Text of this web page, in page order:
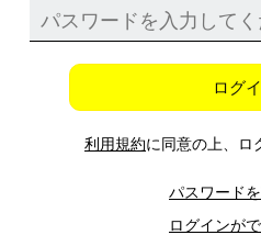
ログ
利用規約に同意の上、ロ
パスワード
ログインが